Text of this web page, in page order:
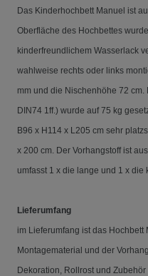
Das Kinderhochbett Manuel ist
Oberfläche des Hochbettes
kinderfreundlichem Wasserlack
wahlweise rechts oder links
mm und die Nischenhöhe 72
DIN74 1ff.) wurde auf 75 kg
B96 x H114 x L205 cm sehr
x 200 cm. Der Vorhangstoff ist
umfasst 1 x die lange und 1 x die
Lieferumfang
im Lieferumfang ist das
Montagematerial und der
Dekoration, Rollrost und